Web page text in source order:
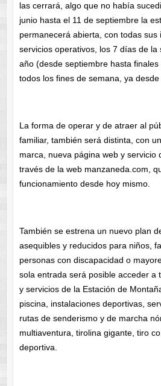
las cerrará, algo que no había
junio hasta el 11 de septiembre la
permanecerá abierta, con todas sus
servicios operativos, los 7 días de la
año (desde septiembre hasta
todos los fines de semana, ya desde
La forma de operar y de atraer al
familiar, también será distinta, con
marca, nueva página web y servicio
través de la web manzaneda.com,
funcionamiento desde hoy mismo.
También se estrena un nuevo plan
asequibles y reducidos para niños,
personas con discapacidad o
sola entrada será posible acceder a
y servicios de la Estación de
piscina, instalaciones deportivas,
rutas de senderismo y de marcha
multiaventura, tirolina gigante, tiro
deportiva.